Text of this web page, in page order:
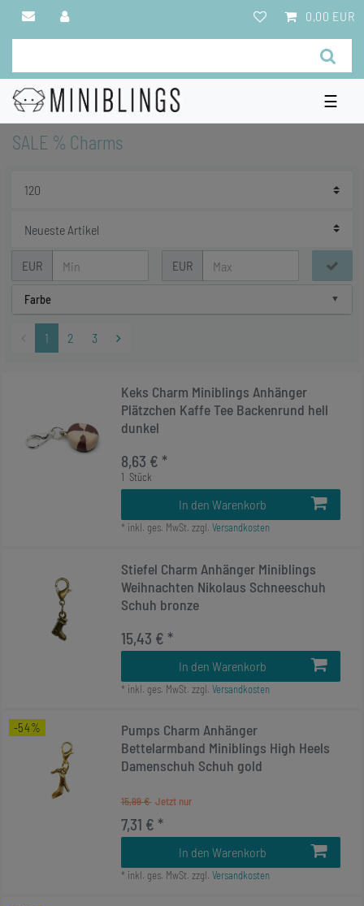
0,00 EUR
☰
SALE % Charms
EUR EUR
Farbe
1 2 3
Keks Charm Miniblings Anhänger
Plätzchen Kaffe Tee Backenrund hell
dunkel
8,63 € *
1 Stück
In den Warenkorb
* inkl. ges. MwSt. zzgl. Versandkosten
Stiefel Charm Anhänger Miniblings
Weihnachten Nikolaus Schneeschuh
Schuh bronze
15,43 € *
In den Warenkorb
* inkl. ges. MwSt. zzgl. Versandkosten
-54%
Pumps Charm Anhänger
Bettelarmband Miniblings High Heels
Damenschuh Schuh gold
15,99 €
7,31 € *
In den Warenkorb
* inkl. ges. MwSt. zzgl. Versandkosten